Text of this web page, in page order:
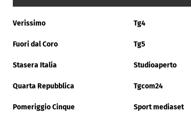
Verissimo Tg4
Fuori dal Coro Tg5
Stasera Italia Studioaperto
Quarta Repubblica Tgcom24
Pomeriggio Cinque Sport mediaset